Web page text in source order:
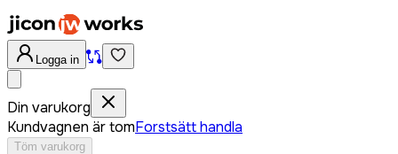
Logga in
Din varukorg
Kundvagnen är tomForstsätt handla
Töm varukorg